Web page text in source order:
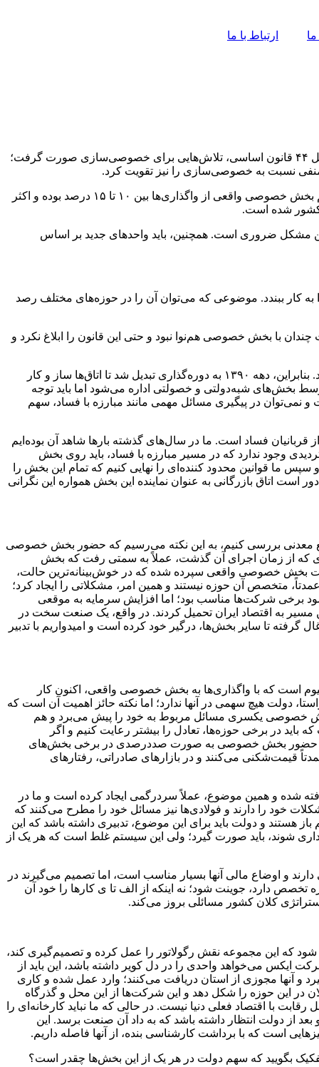
ارتباط با ما
حضور بخش خصوصی در صنعت معدن و صنایع معدنی ایران طی سال‌های گذشته، با چالش‌های متعددی مواجه بوده است. با آغاز اجرای اصل ۴۴ قانون اساسی، تلاش‌هایی برای خصوصی‌سازی صورت گرفت؛
منفی نسبت به خصوصی‌سازی را نیز تقویت کرد.
مسعود زارع، کارشناس معدن، به مسائل و چالش‌های مربوط به حضور بخش خصوصی در این حوزه پرداخته است. وی معتقد است که سهم بخش خصوصی واقعی از واگذاری‌ها بین ۱۰ تا ۱۵ درصد بوده و اکثر
کشور شده است.
مشکل ضروری است. همچنین، باید واحدهای جدید بر اساس
کار ببندد. موضوعی که می‌توان آن را در حوزه‌های مختلف رصد
که دولت وقت چندان با بخش خصوصی هم‌نوا نبود و حتی این قانون را ابلاغ نکرد و
البته ذکر این نکته هم ضروری است که نه دولت و نه بخش خصوصی از ظرفیت‌‌های لازم برای اجرای صحیح و کامل این قانون بهره‌مند نبودند. بنابراین، دهه ۱۳۹۰ به دوره‌گذاری تبدیل شد تا اتاق‌ها ساز‌ و کار
بخش‌های شبه‌دولتی و خصولتی اداره می‌شود اما باید توجه
در پیگیری مسائل مهمی مانند مبارزه با فساد، سهم
فساد است. ما در سال‌های گذشته بارها شاهد آن بوده‌ایم
وجود ندارد که در مسیر مبارزه با فساد، باید روی بخش
قوانین محدود کننده‌ای را نهایی کنیم که تمام این بخش را
اتاق بازرگانی به عنوان نماینده این بخش همواره این نگرانی
معدنی بررسی کنیم، به این نکته می‌رسیم که حضور بخش‌ خصوصی
شد؛ اگرچه مقداری که از زمان اجرای آن گذشت، عملاً به سمتی رفت که بخش
بین ۱۰ تا ۱۵ درصد از واگذاری‌ها در اقتصاد ایران به‌دست بخش خصوصی واقعی سپرده شده که در خوش‌بینانه‌ترین حالت،
متخصص آن حوزه نیستند و همین امر، مشکلاتی را ایجاد کرد؛
برخی شرکت‌ها مناسب بود؛ اما افزایش سرمایه به موقعی
به اقتصاد ایران تحمیل کردند. در واقع، یک صنعت سخت در
تا سایر بخش‌ها، درگیر خود کرده است و امیدواریم با تدبیر
است که با واگذاری‌ها به بخش‌ خصوصی واقعی، اکنون کار
دولت هیچ سهمی در آنها ندارد؛ اما نکته حائز اهمیت آن است که
بخش خصوصی یکسری مسائل مربوط به خود را پیش می‌برد و هم
باید در برخی حوزه‌ها، تعادل را بیشتر رعایت کنیم و اگر
حضور بخش خصوصی به صورت صد‌درصدی در برخی بخش‌های
قیمت‌شکنی می‌کنند و در بازارهای صادراتی، رفتارهای
شده و همین موضوع، عملاً سردرگمی ایجاد کرده است و ما در
خود را دارند و فولادی‌ها نیز مسائل خود را مطرح می‌کنند که
هستند و دولت باید برای این موضوع، تدبیری داشته باشد که این
شوند، باید صورت گیرد؛ ولی این سیستم غلط است که هر یک از
و اوضاع مالی آنها بسیار مناسب است، اما تصمیم می‌گیرند در
دارد، جوینت شود؛ نه اینکه از الف تا ی کارها را خود آن
کلان کشور مسائلی بروز می‌کند.
که این مجموعه نقش رگولاتور را عمل کرده و تصمیم‌گیری کند،
ایکس می‌خواهد واحدی را در دل کویر داشته باشد، این باید از
و آنها مجوزی از استان دریافت می‌کنند؛ وارد عمل شده و کاری
در این حوزه را شکل دهد و این شرکت‌ها از این محل و گذرگاه
با اقتصاد فعلی دنیا نیست. در حالی که ما نباید کارخانه‌ای را
و بعد از دولت انتظار داشته باشد که به داد آن صنعت برسد. این
است که با برداشت کارشناسی بنده، از آنها فاصله داریم.
بگویید که سهم دولت در هر یک از این بخش‌ها چقدر است؟